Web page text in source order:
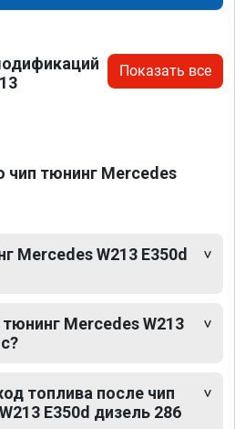
Показать все
тюнинг Mercedes
Mercedes W213 E350d
Mercedes W213
топлива после чип
E350d дизель 286